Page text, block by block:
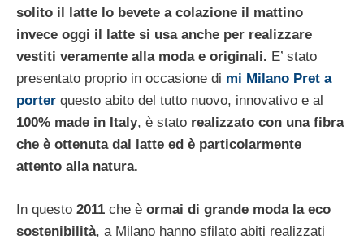
solito il latte lo bevete a colazione il mattino
invece oggi il latte si usa anche per realizzare
vestiti veramente alla moda e originali. E’ stato
presentato proprio in occasione di mi Milano Pret a
porter questo abito del tutto nuovo, innovativo e al
100% made in Italy, è stato realizzato con una fibra
che è ottenuta dal latte ed è particolarmente
attento alla natura.
In questo 2011 che è ormai di grande moda la eco
sostenibilità, a Milano hanno sfilato abiti realizzati